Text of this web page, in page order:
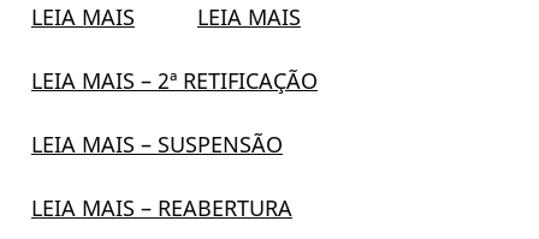
LEIA MAIS LEIA MAIS
LEIA MAIS – 2ª RETIFICAÇÃO
LEIA MAIS – SUSPENSÃO
LEIA MAIS – REABERTURA